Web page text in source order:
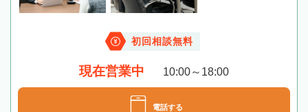
初回相談無料
現在営業中 10:00～18:00
電話する